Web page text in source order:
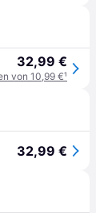
32,99 €
von 10,99 €¹
32,99 €